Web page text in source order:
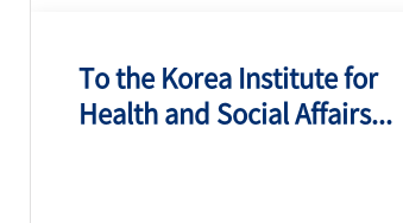
To the Korea Institute for
Health and Social Affairs...